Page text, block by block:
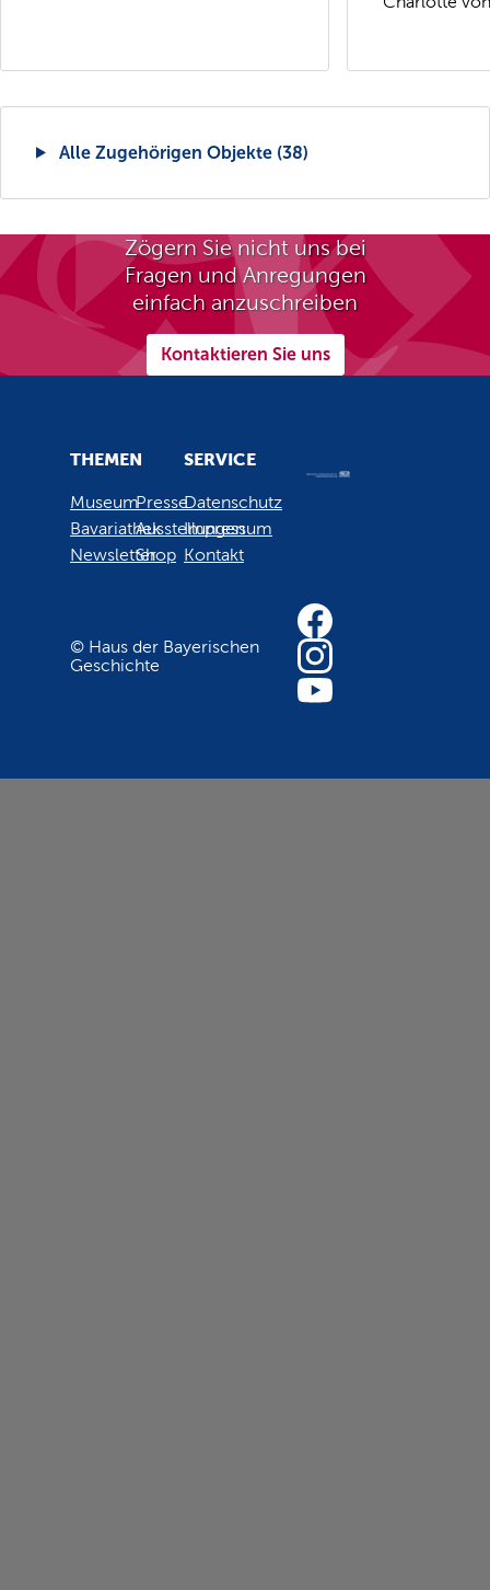
Alle Zugehörigen Objekte (38)
Zögern Sie nicht uns bei
Fragen und Anregungen
einfach anzuschreiben
Kontaktieren Sie uns
THEMEN
Museum
Bavariathek
Newsletter
Presse
Ausstellungen
Shop
SERVICE
Datenschutz
Impressum
Kontakt
© Haus der Bayerischen
Geschichte